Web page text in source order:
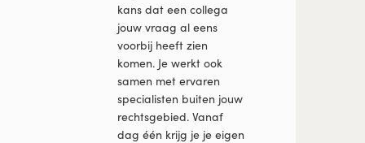
kans dat een collega
jouw vraag al eens
voorbij heeft zien
komen. Je werkt ook
samen met ervaren
specialisten buiten jouw
rechtsgebied. Vanaf
dag één krijg je je eigen